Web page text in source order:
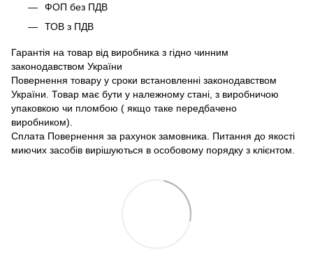
ФОП без ПДВ
ТОВ з ПДВ
Гарантія на товар від виробника з гідно чинним
законодавством України
Повернення товару у сроки встановленні законодавством
України. Товар має бути у належному стані, з виробничою
упаковкою чи пломбою ( якщо таке передбачено
виробником).
Сплата Повернення за рахунок замовника. Питання до якості
миючих засобів вирішуються в особовому порядку з клієнтом.